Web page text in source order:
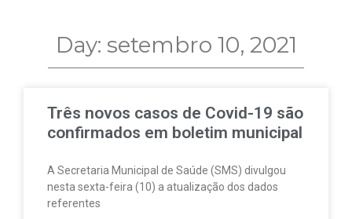
Day: setembro 10, 2021
Três novos casos de Covid-19 são
confirmados em boletim municipal
A Secretaria Municipal de Saúde (SMS) divulgou
nesta sexta-feira (10) a atualização dos dados
referentes